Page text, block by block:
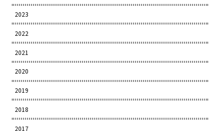
2023
2022
2021
2020
2019
2018
2017